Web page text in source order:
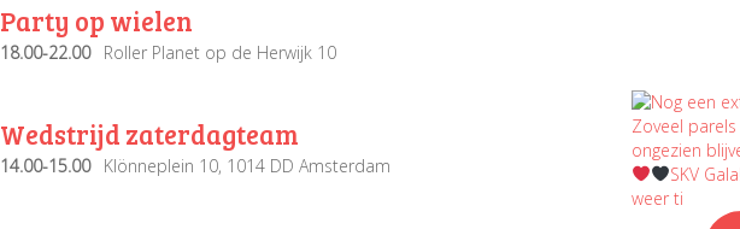
Party op wielen
18.00-22.00 Roller Planet op de Herwijk 10
Wedstrijd zaterdagteam
14.00-15.00 Klönneplein 10, 1014 DD Amsterdam SKV Gala!
weer ti